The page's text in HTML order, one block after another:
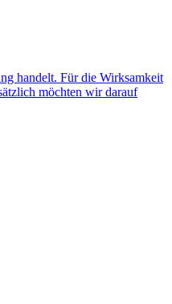
handelt. Für die Wirksamkeit
möchten wir darauf